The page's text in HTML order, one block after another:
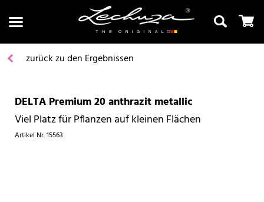
Suchen
zurück zu den Ergebnissen
DELTA Premium 20 anthrazit metallic
Viel Platz für Pflanzen auf kleinen Flächen
Artikel Nr.15563